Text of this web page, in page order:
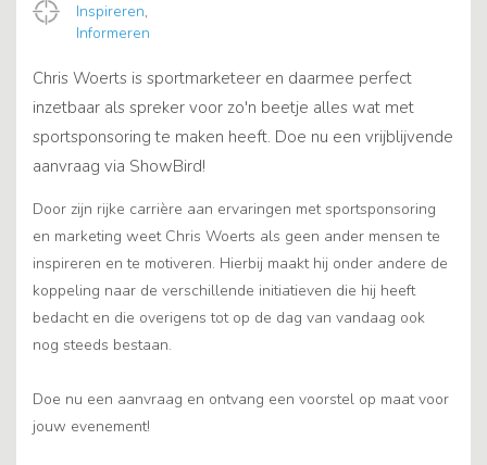
Inspireren,
Informeren
Chris Woerts is sportmarketeer en daarmee perfect
inzetbaar als spreker voor zo'n beetje alles wat met
sportsponsoring te maken heeft. Doe nu een vrijblijvende
aanvraag via ShowBird!
Door zijn rijke carrière aan ervaringen met sportsponsoring
en marketing weet Chris Woerts als geen ander mensen te
inspireren en te motiveren. Hierbij maakt hij onder andere de
koppeling naar de verschillende initiatieven die hij heeft
bedacht en die overigens tot op de dag van vandaag ook
nog steeds bestaan.
Doe nu een aanvraag en ontvang een voorstel op maat voor
jouw evenement!